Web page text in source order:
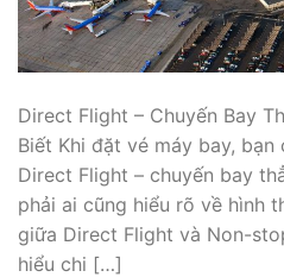
Direct Flight – Chuyến Bay
Biết Khi đặt vé máy bay,
Direct Flight – chuyến bay
phải ai cũng hiểu rõ về hình
giữa Direct Flight và Non-
hiểu chi […]